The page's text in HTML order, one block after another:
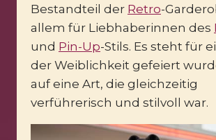
Bestandteil der Retro-
allem für Liebhaberinnen des
und Pin-Up-Stils. Es steht für
der Weiblichkeit gefeiert
auf eine Art, die gleichzeitig
verführerisch und stilvoll war.